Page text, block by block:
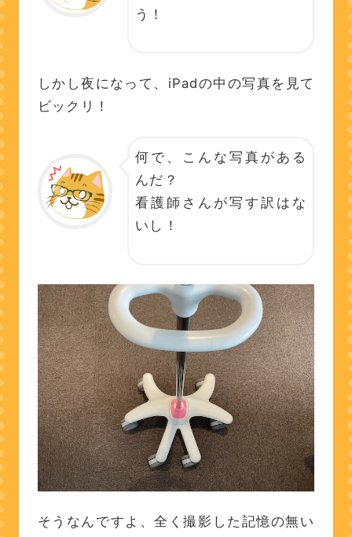
う！
しかし夜になって、iPadの中の写真を見て
ビックリ！
何で、こんな写真がある
んだ？
看護師さんが写す訳はな
いし！
そうなんですよ、全く撮影した記憶の無い